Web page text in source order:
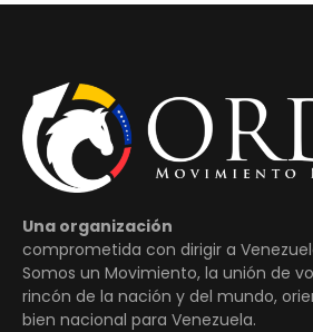
Una organización
comprometida con dirigir a
Somos un Movimiento, la unión de
rincón de la nación y del mundo,
bien nacional para Venezuela.